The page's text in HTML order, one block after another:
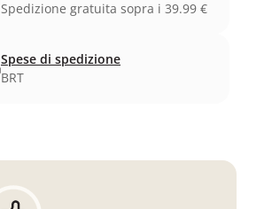
Spedizione gratuita sopra i 39.99 €
Spese di spedizione
BRT